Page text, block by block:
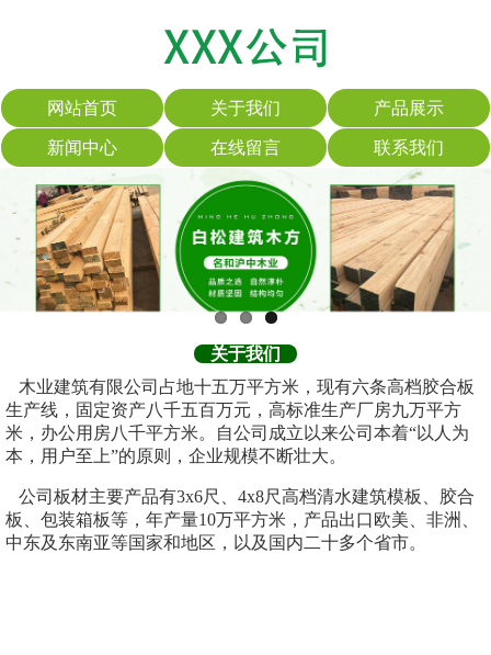
网站首页 关于我们 产品展示
新闻中心 在线留言 联系我们
关于我们
木业建筑有限公司占地十五万平方米，现有六条高档胶合板
生产线，固定资产八千五百万元，高标准生产厂房九万平方
米，办公用房八千平方米。自公司成立以来公司本着“以人为
本，用户至上”的原则，企业规模不断壮大。
公司板材主要产品有3x6尺、4x8尺高档清水建筑模板、胶合
板、包装箱板等，年产量10万平方米，产品出口欧美、非洲、
中东及东南亚等国家和地区，以及国内二十多个省市。